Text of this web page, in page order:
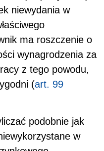
niewydania w
ma roszczenie o
wynagrodzenia za
z tego powodu,
(art. 99
podobnie jak
w